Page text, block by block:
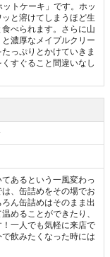
トケーキ」です。ホッ
と溶けてしまうほど生
べられます。さらに山
濃厚なメイプルクリー
っぷりとかけていきま
すぐること間違いなし
あるという一風変わっ
、缶詰めをその場でお
ん缶詰めはそのまま出
めることができたり、
一人でも気軽に来店で
飲みたくなった時には